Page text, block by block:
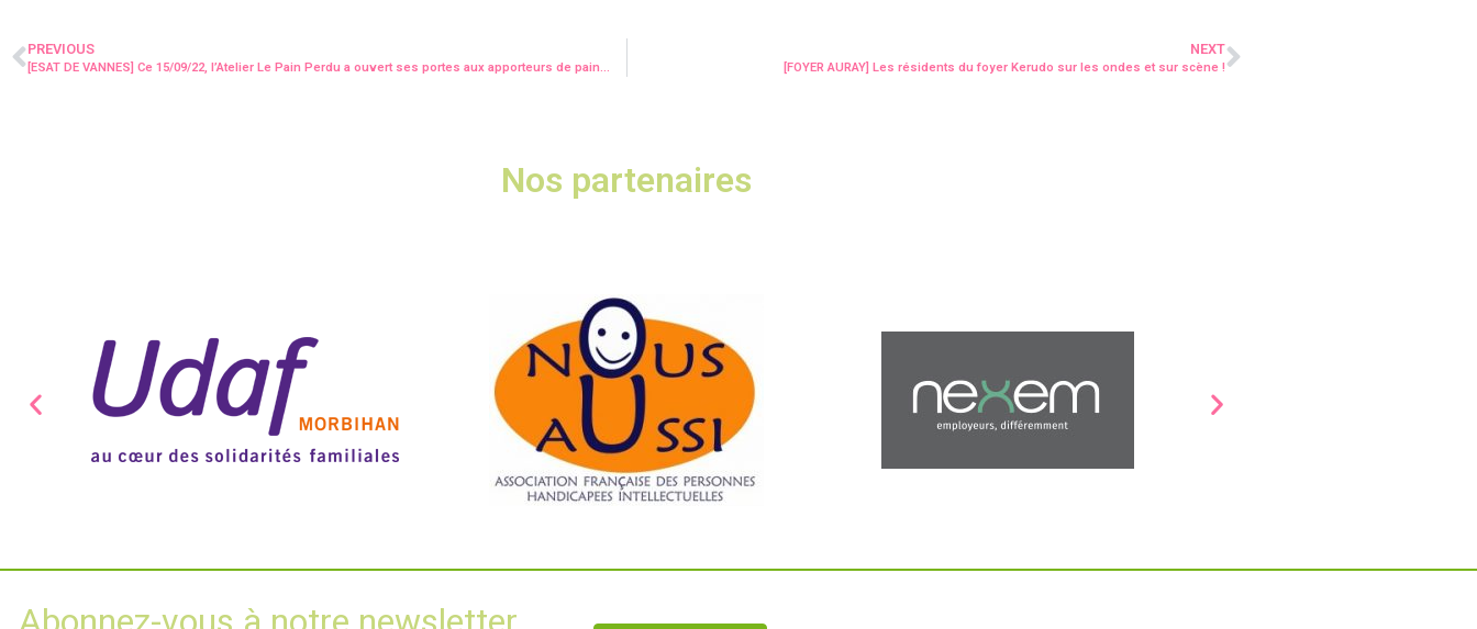
PREVIOUS
[ESAT DE VANNES] Ce 15/09/22, l’Atelier Le Pain Perdu a ouvert ses portes aux apporteurs de pain…
NEXT
[FOYER AURAY] Les résidents du foyer Kerudo sur les ondes et sur scène !
Nos partenaires